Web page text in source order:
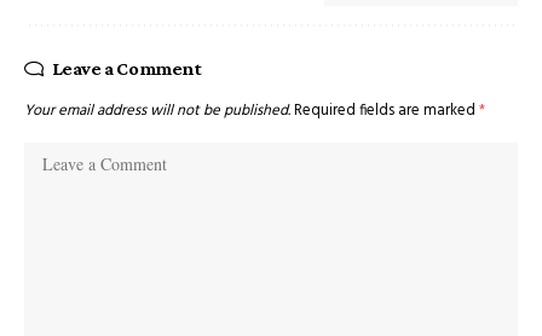
Leave a Comment
Your email address will not be published.Required fields are marked *